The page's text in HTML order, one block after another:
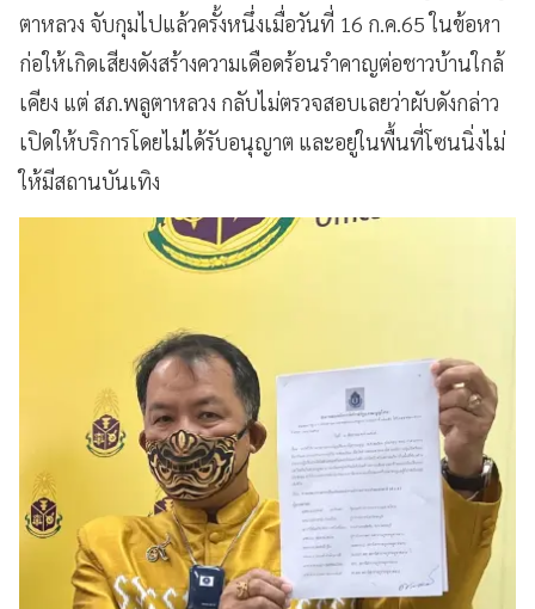
ตาหลวง จับกุมไปแล้วครั้งหนึ่งเมื่อวันที่ 16 ก.ค.65 ในข้อหา
ก่อให้เกิดเสียงดังสร้างความเดือดร้อนรำคาญต่อชาวบ้านใกล้
เคียง แต่ สภ.พลูตาหลวง กลับไม่ตรวจสอบเลยว่าผับดังกล่าว
เปิดให้บริการโดยไม่ได้รับอนุญาต และอยู่ในพื้นที่โซนนิ่งไม่
ให้มีสถานบันเทิง